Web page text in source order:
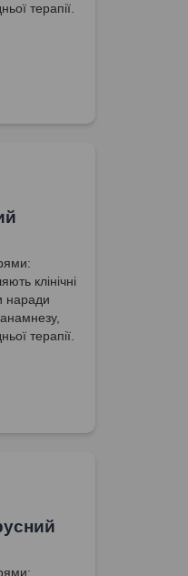
терапії.
клінічні
наради
терапії.